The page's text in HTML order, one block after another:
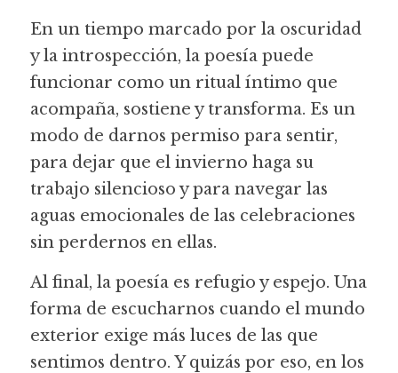
En un tiempo marcado por la oscuridad
y la introspección, la poesía puede
funcionar como un ritual íntimo que
acompaña, sostiene y transforma. Es un
modo de darnos permiso para sentir,
para dejar que el invierno haga su
trabajo silencioso y para navegar las
aguas emocionales de las celebraciones
sin perdernos en ellas.
Al final, la poesía es refugio y espejo. Una
forma de escucharnos cuando el mundo
exterior exige más luces de las que
sentimos dentro. Y quizás por eso, en los